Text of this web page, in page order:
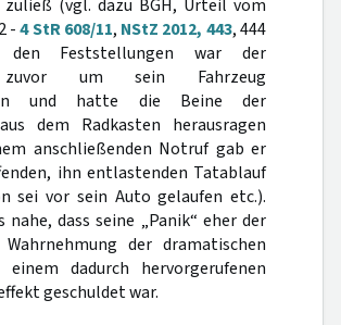
(vgl. dazu BGH, Urteil vom
-4 StR 608/11, NStZ 2012, 443, 444
den Feststellungen war der
zuvor um sein Fahrzeug
und hatte die Beine der
dem Radkasten herausragen
anschließenden Notruf gab er
ihn entlastenden Tatablauf
sei vor sein Auto gelaufen etc.).
nahe, dass seine „Panik“ eher der
der dramatischen
dadurch hervorgerufenen
geschuldet war.